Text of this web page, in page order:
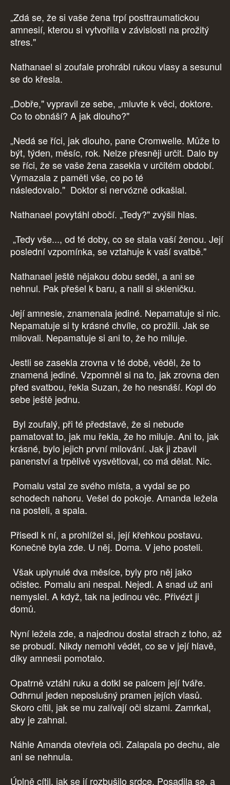
„Zdá se, že si vaše žena trpí posttraumatickou
amnesií, kterou si vytvořila v závislosti na prožitý
stres."
Nathanael si zoufale prohrábl rukou vlasy a sesunul
se do křesla.
„Dobře," vypravil ze sebe, „mluvte k věci, doktore.
Co to obnáší? A jak dlouho?"
„Nedá se říci, jak dlouho, pane Cromwelle. Může to
být, týden, měsíc, rok. Nelze přesněji určit. Dalo by
se říci, že se vaše žena zasekla v určitém období.
Vymazala z paměti vše, co po té
následovalo." Doktor si nervózně odkašlal.
Nathanael povytáhl obočí. „Tedy?" zvýšil hlas.
„Tedy vše..., od té doby, co se stala vaší ženou. Její
poslední vzpomínka, se vztahuje k vaší svatbě."
Nathanael ještě nějakou dobu seděl, a ani se
nehnul. Pak přešel k baru, a nalil si skleničku.
Její amnesie, znamenala jediné. Nepamatuje si nic.
Nepamatuje si ty krásné chvíle, co prožili. Jak se
milovali. Nepamatuje si ani to, že ho miluje.
Jestli se zasekla zrovna v té době, věděl, že to
znamená jediné. Vzpomněl si na to, jak zrovna den
před svatbou, řekla Suzan, že ho nesnáší. Kopl do
sebe ještě jednu.
Byl zoufalý, při té představě, že si nebude
pamatovat to, jak mu řekla, že ho miluje. Ani to, jak
krásné, bylo jejich první milování. Jak ji zbavil
panenství a trpělivě vysvětloval, co má dělat. Nic.
Pomalu vstal ze svého místa, a vydal se po
schodech nahoru. Vešel do pokoje. Amanda ležela
na posteli, a spala.
Přisedl k ní, a prohlížel si, její křehkou postavu.
Konečně byla zde. U něj. Doma. V jeho posteli.
Však uplynulé dva měsíce, byly pro něj jako
očistec. Pomalu ani nespal. Nejedl. A snad už ani
nemyslel. A když, tak na jedinou věc. Přivézt ji
domů.
Nyní ležela zde, a najednou dostal strach z toho, až
se probudí. Nikdy nemohl vědět, co se v její hlavě,
díky amnesii pomotalo.
Opatrně vztáhl ruku a dotkl se palcem její tváře.
Odhrnul jeden neposlušný pramen jejích vlasů.
Skoro cítil, jak se mu zalívají oči slzami. Zamrkal,
aby je zahnal.
Náhle Amanda otevřela oči. Zalapala po dechu, ale
ani se nehnula.
Úplně cítil, jak se jí rozbušilo srdce. Posadila se, a